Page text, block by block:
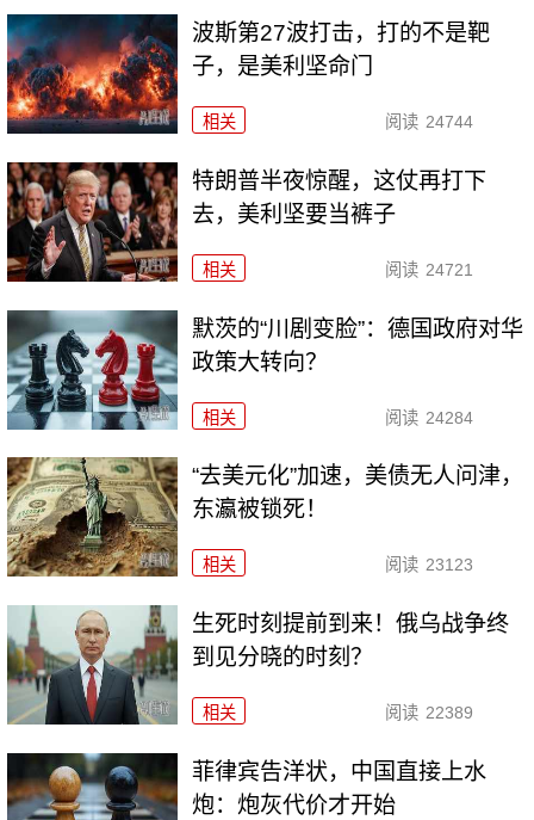
波斯第27波打击，打的不是靶
子，是美利坚命门
相关 阅读 24744
特朗普半夜惊醒，这仗再打下
去，美利坚要当裤子
相关 阅读 24721
默茨的“川剧变脸”：德国政府对华
政策大转向？
相关 阅读 24284
“去美元化”加速，美债无人问津，
东瀛被锁死！
相关 阅读 23123
生死时刻提前到来！俄乌战争终
到见分晓的时刻？
相关 阅读 22389
菲律宾告洋状，中国直接上水
炮：炮灰代价才开始